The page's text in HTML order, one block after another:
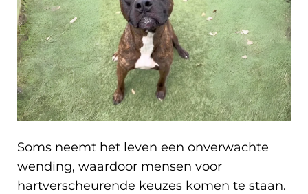
Soms neemt het leven een onverwachte
wending, waardoor mensen voor
hartverscheurende keuzes komen te staan.